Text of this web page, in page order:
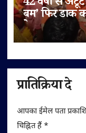
बम’ फिर डाक
देवघर रवाना
प्रातिक्रिया दे
आपका ईमेल पता
चिह्नित हैं *